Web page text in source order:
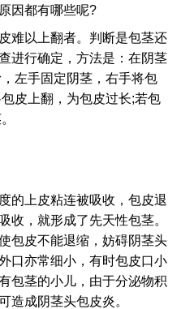
因都有哪些呢?
以上翻者。判断是包茎还
进行确定，方法是：在阴茎
左手固定阴茎，右手将包
皮上翻，为包皮过长;若包
上皮粘连被吸收，包皮退
收，就形成了先天性包茎。
包皮不能退缩，妨碍阴茎头
口亦常细小，有时包皮口小
包茎的小儿，由于分泌物积
造成阴茎头包皮炎。